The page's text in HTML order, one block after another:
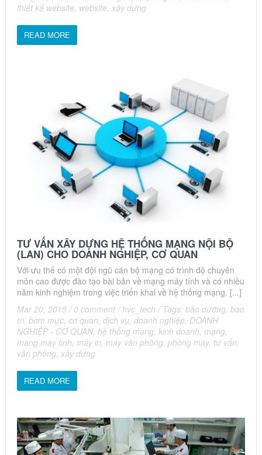
thiết kế website, website, xây dựng
READ MORE
TƯ VẤN XÂY DỰNG HỆ THỐNG MẠNG NỘI BỘ
(LAN) CHO DOANH NGHIỆP, CƠ QUAN
Với ưu thế có một đội ngũ cán bộ mạng có trình độ chuyên
môn cao được đào tạo bài bản về mạng máy tính và có nhiều
năm kinh nghiệm trong việc triển khai về hệ thống mạng. [...]
Mar 20, 2015 / 0 comment /hvc_tech / Tags: bảo dưỡng, bao
tri, bơm mực, cơ quan, dịch vụ, doanh nghiệp, DOANH
NGHIỆP - CƠ QUAN, hệ thống mạng, kinh doanh, mạng,
mang may tinh, máy in, máy văn phòng, phòng máy, tư vấn,
văn phòng, xây dựng
READ MORE